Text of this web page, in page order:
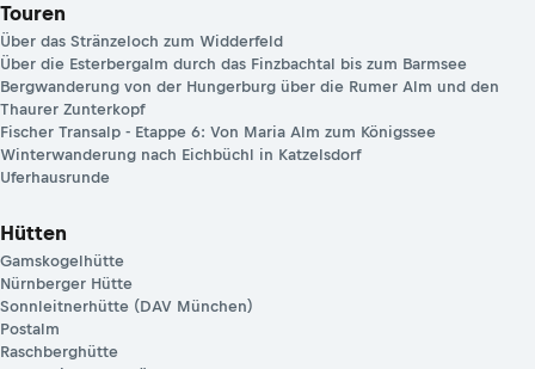
Touren
Über das Stränzeloch zum Widderfeld
Über die Esterbergalm durch das Finzbachtal bis zum Barmsee
Bergwanderung von der Hungerburg über die Rumer Alm und den
Thaurer Zunterkopf
Fischer Transalp - Etappe 6: Von Maria Alm zum Königssee
Winterwanderung nach Eichbüchl in Katzelsdorf
Uferhausrunde
Hütten
Gamskogelhütte
Nürnberger Hütte
Sonnleitnerhütte (DAV München)
Postalm
Raschberghütte